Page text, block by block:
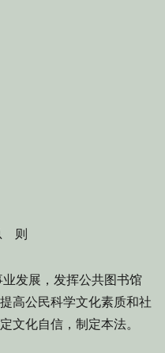
则
发展，发挥公共图书馆
高公民科学文化素质和社
文化自信，制定本法。